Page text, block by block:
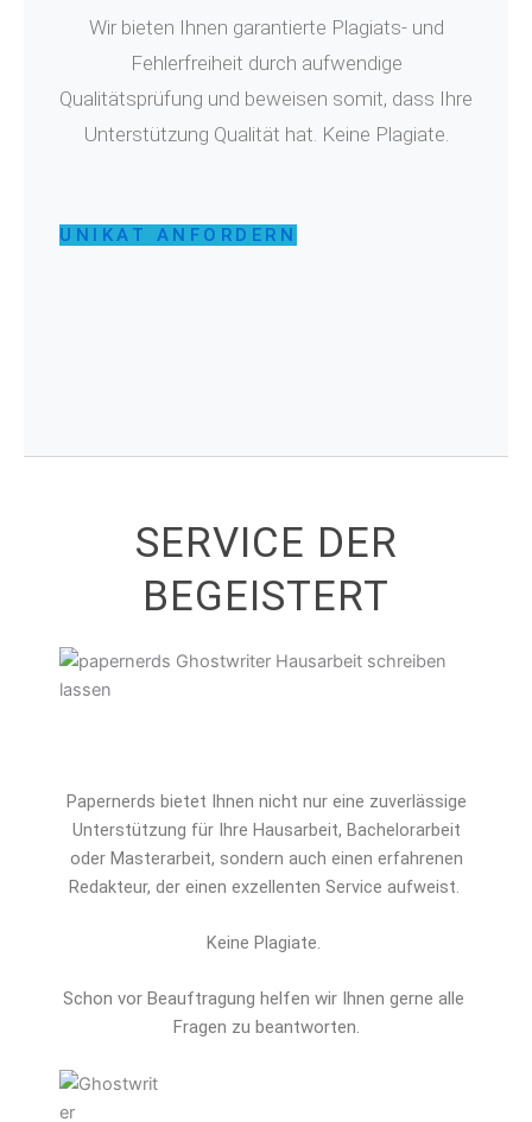
Wir bieten Ihnen garantierte Plagiats- und
Fehlerfreiheit durch aufwendige
Qualitätsprüfung und beweisen somit, dass Ihre
Unterstützung Qualität hat. Keine Plagiate.
UNIKAT ANFORDERN
SERVICE DER
BEGEISTERT
Papernerds bietet Ihnen nicht nur eine zuverlässige
Unterstützung für Ihre Hausarbeit, Bachelorarbeit
oder Masterarbeit, sondern auch einen erfahrenen
Redakteur, der einen exzellenten Service aufweist.
Keine Plagiate.
Schon vor Beauftragung helfen wir Ihnen gerne alle
Fragen zu beantworten.